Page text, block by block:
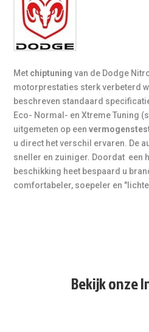
Met chiptuningvan de Dodge
motorprestaties sterk verbeterd
beschreven standaard
Eco- Normal- en Xtreme Tuning
uitgemeten op een
u direct het verschil ervaren. De
sneller en zuiniger. Doordat een
beschikking heet bespaard u
comfortabeler, soepeler en
Bekijk onze